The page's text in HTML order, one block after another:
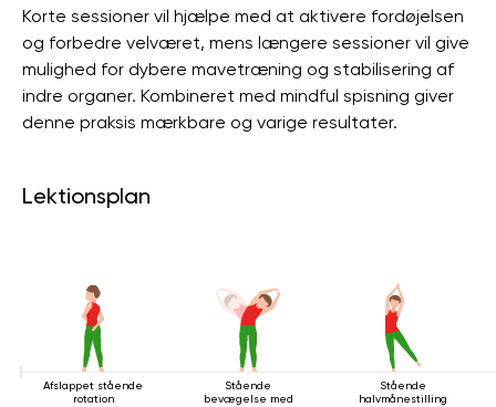
Korte sessioner vil hjælpe med at aktivere fordøjelsen
og forbedre velværet, mens længere sessioner vil give
mulighed for dybere mavetræning og stabilisering af
indre organer. Kombineret med mindful spisning giver
denne praksis mærkbare og varige resultater.
Lektionsplan
Afslappet stående
rotation
Stående
bevægelse med
Stående
halvmånestilling